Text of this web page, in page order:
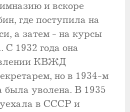
и вскоре
где поступила на
а затем - на курсы
С 1932 года она
КВЖД
но в 1934-м
была уволена. В 1935
в СССР и